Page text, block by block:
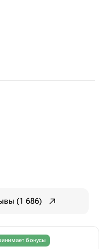
(1 686)
бонусы